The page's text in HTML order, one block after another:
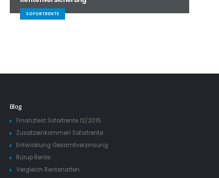
SOFORTRENTE
Blog
Finanztest Sofortrente 12/2015
Zusatzeinkommen Sofortrente
Entwicklung Gesamtverzinsung
Rürup Rente
Vergleich Rentenarten